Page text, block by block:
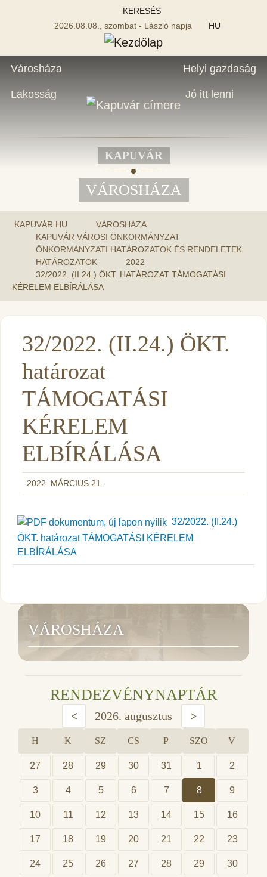
KERESÉS
2026.08.08., szombat - László napja
HU
Városháza
Lakosság
Helyi gazdaság
Jó itt lenni
KAPUVÁR
VÁROSHÁZA
KAPUVÁR.HU
VÁROSHÁZA
KAPUVÁR VÁROSI ÖNKORMÁNYZAT
ÖNKORMÁNYZATI HATÁROZATOK ÉS RENDELETEK
HATÁROZATOK
2022
32/2022. (II.24.) ÖKT. HATÁROZAT TÁMOGATÁSI
KÉRELEM ELBÍRÁLÁSA
32/2022. (II.24.) ÖKT.
határozat
TÁMOGATÁSI
KÉRELEM
ELBÍRÁLÁSA
2022. MÁRCIUS 21.
32/2022. (II.24.)
ÖKT. határozat TÁMOGATÁSI KÉRELEM
ELBÍRÁLÁSA
VÁROSHÁZA
RENDEZVÉNYNAPTÁR
< 2026. augusztus >
H K SZ CS P SZO V
27 28 29 30 31 1 2
3 4 5 6 7 8 9
10 11 12 13 14 15 16
17 18 19 20 21 22 23
24 25 26 27 28 29 30